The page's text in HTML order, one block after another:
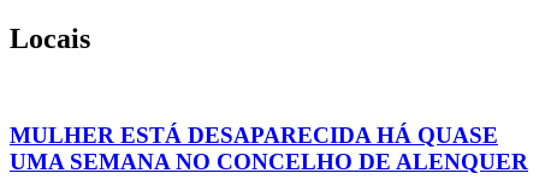
Locais
MULHER ESTÁ DESAPARECIDA HÁ QUASE
UMA SEMANA NO CONCELHO DE ALENQUER